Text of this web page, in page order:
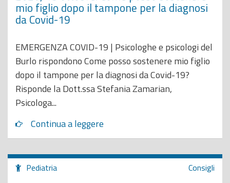
mio figlio dopo il tampone per la diagnosi
da Covid-19
EMERGENZA COVID-19 | Psicologhe e psicologi del
Burlo rispondono Come posso sostenere mio figlio
dopo il tampone per la diagnosi da Covid-19?
Risponde la Dott.ssa Stefania Zamarian,
Psicologa...
Continua a leggere
Pediatria Consigli